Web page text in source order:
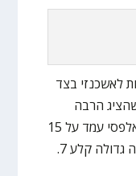
בישרה על 12 נקודות לאשכנזי בצד
ו-6 לסטולר שהציג הרבה
התלהבות לכיוון קרוביו ביציע. מנגד, אלפסי עמד על 15
קלע 7.